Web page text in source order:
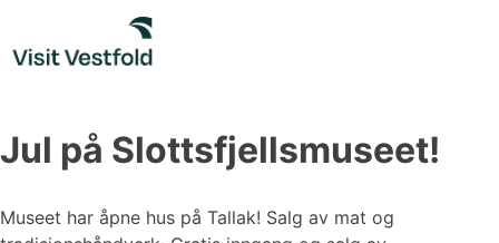
content
Jul på Slottsfjellsmuseet!
Museet har åpne hus på Tallak! Salg av mat og